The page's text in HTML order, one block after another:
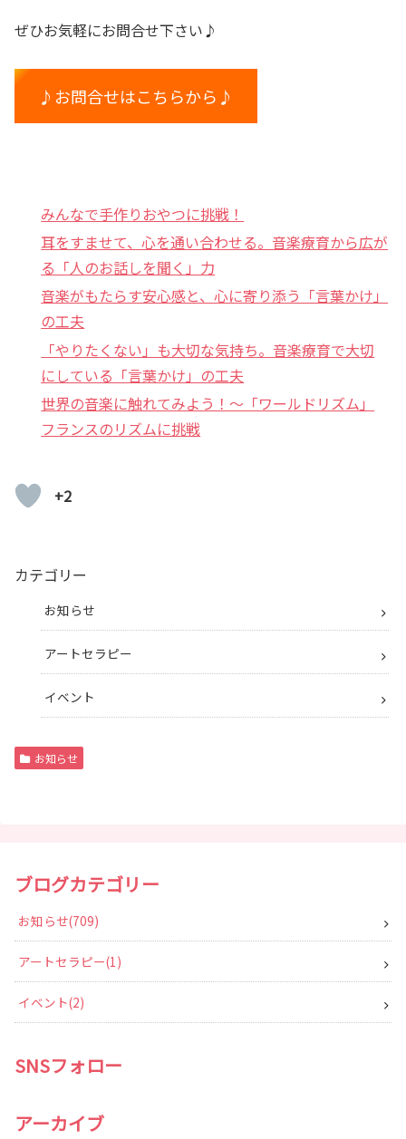
ぜひお気軽にお問合せ下さい♪
♪お問合せはこちらから♪
みんなで手作りおやつに挑戦！
耳をすませて、心を通い合わせる。音楽療育から広が
る「人のお話しを聞く」力
音楽がもたらす安心感と、心に寄り添う「言葉かけ」
の工夫
「やりたくない」も大切な気持ち。音楽療育で大切
にしている「言葉かけ」の工夫
世界の音楽に触れてみよう！〜「ワールドリズム」
フランスのリズムに挑戦
+2
カテゴリー
お知らせ
アートセラピー
イベント
お知らせ
ブログカテゴリー
お知らせ 709
アートセラピー 1
イベント 2
SNSフォロー
アーカイブ